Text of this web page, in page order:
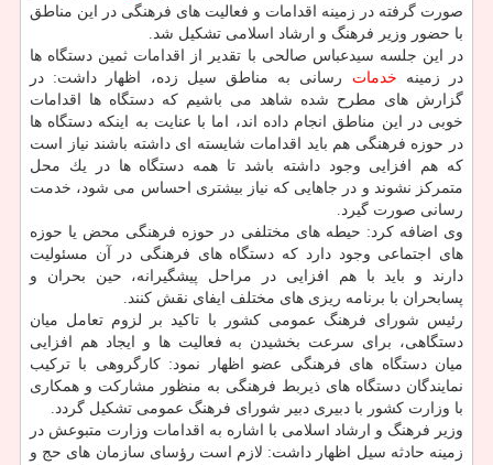
صورت گرفته در زمینه اقدامات و فعالیت های فرهنگی در این مناطق
با حضور وزیر فرهنگ و ارشاد اسلامی تشكیل شد.
در این جلسه سیدعباس صالحی با تقدیر از اقدامات ثمین دستگاه ها
در زمینه خدمات رسانی به مناطق سیل زده، اظهار داشت: در
گزارش های مطرح شده شاهد می باشیم كه دستگاه ها اقدامات
خوبی در این مناطق انجام داده اند، اما با عنایت به اینكه دستگاه ها
در حوزه فرهنگی هم باید اقدامات شایسته ای داشته باشند نیاز است
كه هم افزایی وجود داشته باشد تا همه دستگاه ها در یك محل
متمركز نشوند و در جاهایی كه نیاز بیشتری احساس می شود، خدمت
رسانی صورت گیرد.
وی اضافه كرد: حیطه های مختلفی در حوزه فرهنگی محض یا حوزه
های اجتماعی وجود دارد كه دستگاه های فرهنگی در آن مسئولیت
دارند و باید با هم افزایی در مراحل پیشگیرانه، حین بحران و
پسابحران با برنامه ریزی های مختلف ایفای نقش كنند.
رئیس شورای فرهنگ عمومی كشور با تاكید بر لزوم تعامل میان
دستگاهی، برای سرعت بخشیدن به فعالیت ها و ایجاد هم افزایی
میان دستگاه های فرهنگی عضو اظهار نمود: كارگروهی با تركیب
نمایندگان دستگاه های ذیربط فرهنگی به منظور مشاركت و همكاری
با وزارت كشور با دبیری دبیر شورای فرهنگ عمومی تشكیل گردد.
وزیر فرهنگ و ارشاد اسلامی با اشاره به اقدامات وزارت متبوعش در
زمینه حادثه سیل اظهار داشت: لازم است رؤسای سازمان های حج و